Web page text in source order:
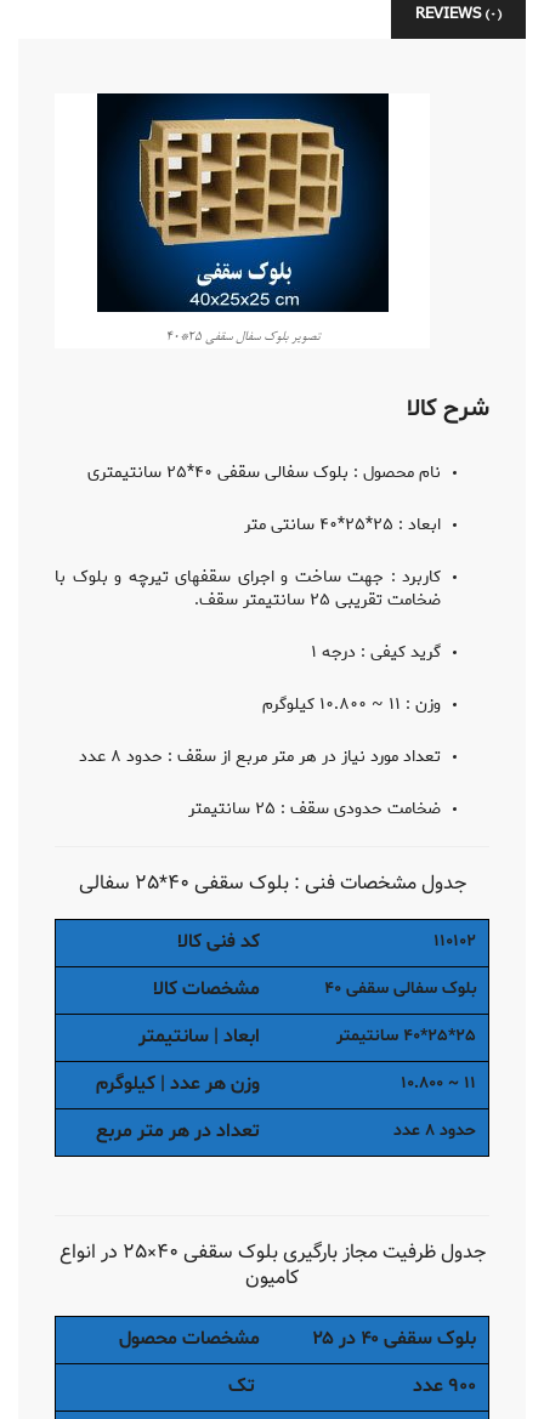
REVIEWS (0)
تصویر بلوک سفال سقفی ۲۵*۴۰
شرح کالا
نام محصول : بلوک سفالی سقفی ۴۰*۲۵ سانتیمتری
ابعاد : ۲۵*۲۵*۴۰ سانتی متر
کاربرد : جهت ساخت و اجرای سقفهای تیرچه و بلوک با
ضخامت تقریبی ۲۵ سانتیمتر سقف.
گرید کیفی : درجه ۱
وزن : ۱۱ ~ ۱۰.۸۰۰ کیلوگرم
تعداد مورد نیاز در هر متر مربع از سقف : حدود ۸ عدد
ضخامت حدودی سقف : ۲۵ سانتیمتر
جدول مشخصات فنی : بلوک سقفی ۴۰*۲۵ سفالی
کد فنی کالا ۱۱۰۱۰۲
مشخصات کالا بلوک سفالی سقفی ۴۰
ابعاد | سانتیمتر ۲۵*۲۵*۴۰ سانتیمتر
وزن هر عدد | کیلوگرم ۱۱ ~ ۱۰.۸۰۰
تعداد در هر متر مربع حدود ۸ عدد
جدول ظرفیت مجاز بارگیری بلوک سقفی ۴۰×۲۵ در انواع
کامیون
مشخصات محصول
بلوک سقفی ۴۰ در ۲۵
تک
۹۰۰ عدد